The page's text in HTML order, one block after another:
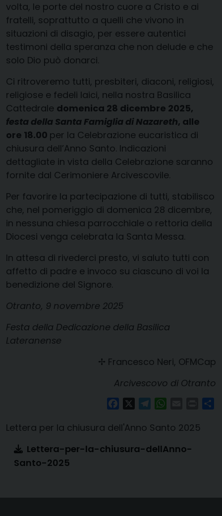
volta, le porte del nostro cuore a Cristo e ai
fratelli, soprattutto a quelli che vivono in
situazioni di disagio, per essere autentici
testimoni della speranza che non delude e che
solo Dio può donarci.
Ci ritroveremo tutti, presbiteri, diaconi, religiosi,
religiose e fedeli laici, nella nostra Basilica
Cattedrale domenica 28 dicembre 2025,
festa della Santa Famiglia di Nazareth, alle
ore 18.00 per la Celebrazione eucaristica di
chiusura dell’Anno Santo. Indicazioni
dettagliate in vista della Celebrazione saranno
fornite dal Cerimoniere Arcivescovile.
Per favorire la partecipazione di tutti, stabilisco
che, nel pomeriggio di domenica 28 dicembre,
in nessuna chiesa parrocchiale o rettoria della
Diocesi venga celebrata la Santa Messa.
In attesa di rivederci presto, vi saluto tutti con
affetto di padre e invoco su ciascuno di voi la
benedizione del Signore.
Otranto, 9 novembre 2025
Festa della Dedicazione della Basilica
Lateranense
✢ Francesco Neri, OFMCap
Arcivescovo di Otranto
FacebookTelegramWhatsAppPrint
Lettera per la chiusura dell'Anno Santo 2025
Lettera-per-la-chiusura-dellAnno-
Santo-2025